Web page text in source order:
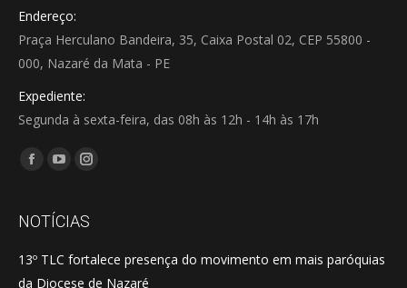
Endereço:
Praça Herculano Bandeira, 35, Caixa Postal 02, CEP 55800 -
000, Nazaré da Mata - PE
Expediente:
Segunda à sexta-feira, das 08h às 12h - 14h às 17h
Encontre-nos em:
Facebook
opens
new
YouTube
opens
new
Instagram
opens
new
NOTÍCIAS
13º TLC fortalece presença do movimento em mais paróquias
da Diocese de Nazaré